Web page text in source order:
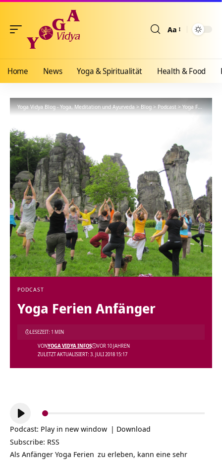
Aa
Home News Yoga & Spiritualität Health & Food
Yoga Vidya Blog - Yoga, Meditation und Ayurveda>Blog>Podcast>Yoga Ferien Anfänger
PODCAST
Yoga Ferien Anfänger
ZULETZT AKTUALISIERT: 3. JULI 2018 15:17
VONYOGA VIDYA INFOS VOR 10 JAHREN
LESEZEIT: 1 MIN
Audio-
Player
Podcast: Play in new window | Download
Subscribe: RSS
Als Anfänger Yoga Ferien zu erleben, kann eine sehr